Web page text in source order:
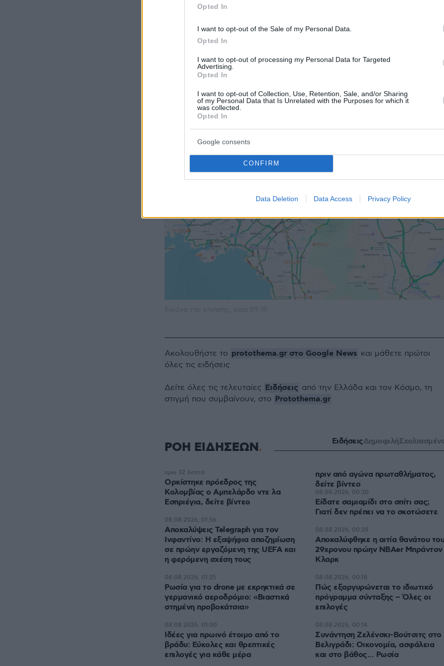
Opted In
I want to opt-out of the Sale of my Personal Data.
Opted In
I want to opt-out of processing my Personal Data for Targeted
Advertising.
Opted In
I want to opt-out of Collection, Use, Retention, Sale, and/or Sharing
of my Personal Data that Is Unrelated with the Purposes for which it
was collected.
Opted In
Google consents
CONFIRM
Data Deletion Data Access Privacy Policy
Ακολουθήστε το protothema.gr στο Google News και μάθετε πρώτοι
όλες τις ειδήσεις
Δείτε όλες τις τελευταίες Ειδήσεις από την Ελλάδα και τον Κόσμο, τη
στιγμή που συμβαίνουν, στο Protothema.gr
ΡΟΗ ΕΙΔΗΣΕΩΝ ΕιδήσειςΔημοφιλή
Ορκίστηκε πρόεδρος της
Κολομβίας ο Αμπελάρδο ντε λα
Εσπριέγια, δείτε βίντεο
πριν 32 λεπτά
Αποκαλύψεις Telegraph για τον
Ινφαντίνο: Η εξαψήφια αποζημίωση
σε πρώην εργαζόμενη της UEFA και
η φερόμενη σχέση τους
08.08.2026, 01:56
Ρωσία για το drone με εκρηκτικά σε
γερμανικό αεροδρόμιο: «Βιαστικά
στημένη προβοκάτσια»
08.08.2026, 01:25
Ιδέες για πρωινό έτοιμο από το
βράδυ: Εύκολες και θρεπτικές
επιλογές για κάθε μέρα
08.08.2026, 01:00
πριν από αγώνα πρωταθλήματος,
δείτε βίντεο
Είδατε σαμιαμίδι στο σπίτι σας;
Γιατί δεν πρέπει να το σκοτώσετε
08.08.2026, 00:30
Αποκαλύφθηκε η αιτία θανάτου του
29χρονου πρώην NBAer Μπράντον
Κλαρκ
08.08.2026, 00:28
Πώς εξαργυρώνεται το ιδιωτικό
πρόγραμμα σύνταξης – Όλες οι
επιλογές
08.08.2026, 00:18
Συνάντηση Ζελένσκι-Βούτσιτς στο
Βελιγράδι: Οικονομία, ασφάλεια
και στο βάθος... Ρωσία
08.08.2026, 00:14